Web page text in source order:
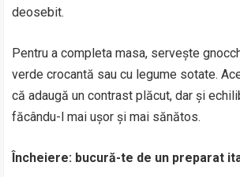
deosebit.
Pentru a completa masa, servește
verde crocantă sau cu legume sotate.
că adaugă un contrast plăcut, dar și
făcându-l mai ușor și mai sănătos.
Încheiere: bucură-te de un preparat